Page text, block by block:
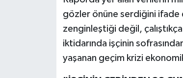
gözler önüne serdiğini ifade
zenginleştiği değil,
iktidarında işçinin
yaşanan geçim krizi